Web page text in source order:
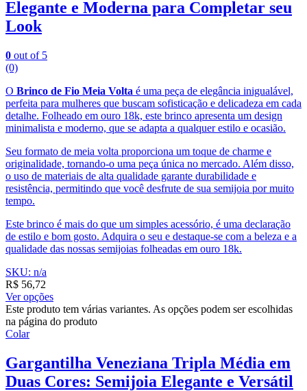
Elegante e Moderna para Completar seu
Look
0 out of 5
(0)
O Brinco de Fio Meia Volta é uma peça de elegância inigualável,
perfeita para mulheres que buscam sofisticação e delicadeza em cada
detalhe. Folheado em ouro 18k, este brinco apresenta um design
minimalista e moderno, que se adapta a qualquer estilo e ocasião.
Seu formato de meia volta proporciona um toque de charme e
originalidade, tornando-o uma peça única no mercado. Além disso,
o uso de materiais de alta qualidade garante durabilidade e
resistência, permitindo que você desfrute de sua semijoia por muito
tempo.
Este brinco é mais do que um simples acessório, é uma declaração
de estilo e bom gosto. Adquira o seu e destaque-se com a beleza e a
qualidade das nossas semijoias folheadas em ouro 18k.
SKU: n/a
R$ 56,72
Ver opções
Este produto tem várias variantes. As opções podem ser escolhidas
na página do produto
Colar
Gargantilha Veneziana Tripla Média em
Duas Cores: Semijoia Elegante e Versátil